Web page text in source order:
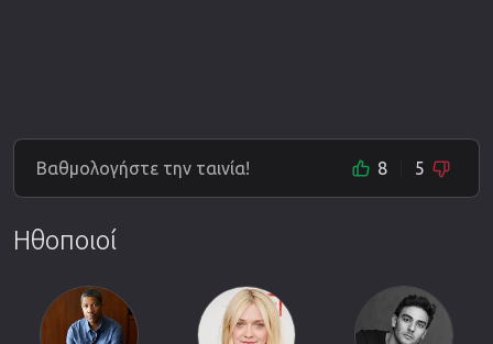
Βαθμολογήστε την ταινία! 8 5
Ηθοποιοί